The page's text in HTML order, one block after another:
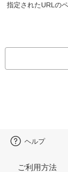
指定されたURLの
ヘルプ
ご利用方法